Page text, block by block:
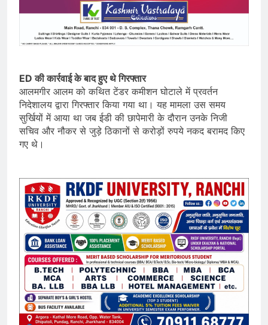
ED की कार्रवाई के बाद हुए थे गिरफ्तार
आलमगीर आलम को कथित टेंडर कमीशन घोटाले में प्रवर्तन
निदेशालय द्वारा गिरफ्तार किया गया था। यह मामला उस समय
सुर्खियों में आया था जब ईडी की छापेमारी के दौरान उनके निजी
सचिव और नौकर से जुड़े ठिकानों से करोड़ों रुपये नकद बरामद किए
गए थे।